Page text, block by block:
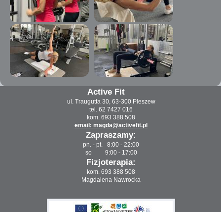
Active Fit
ul. Traugutta 30, 63-300 Pleszew
tel. 62 7427 016
kom. 693 388 508
email: magda@activefit.pl
Zapraszamy:
pn. - pt. 8:00 - 22:00
so 9:00 - 17:00
Fizjoterapia:
kom. 693 388 508
Magdalena Nawrocka